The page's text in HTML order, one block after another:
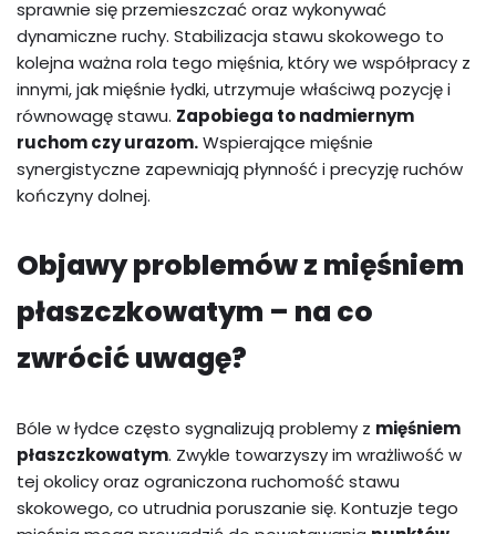
sprawnie się przemieszczać oraz wykonywać
dynamiczne ruchy. Stabilizacja stawu skokowego to
kolejna ważna rola tego mięśnia, który we współpracy z
innymi, jak mięśnie łydki, utrzymuje właściwą pozycję i
równowagę stawu. Zapobiega to nadmiernym
ruchom czy urazom.Wspierające mięśnie
synergistyczne zapewniają płynność i precyzję ruchów
kończyny dolnej.
Objawy problemów z mięśniem
płaszczkowatym – na co
zwrócić uwagę?
Bóle w łydce często sygnalizują problemy z mięśniem
płaszczkowatym. Zwykle towarzyszy im wrażliwość w
tej okolicy oraz ograniczona ruchomość stawu
skokowego, co utrudnia poruszanie się. Kontuzje tego